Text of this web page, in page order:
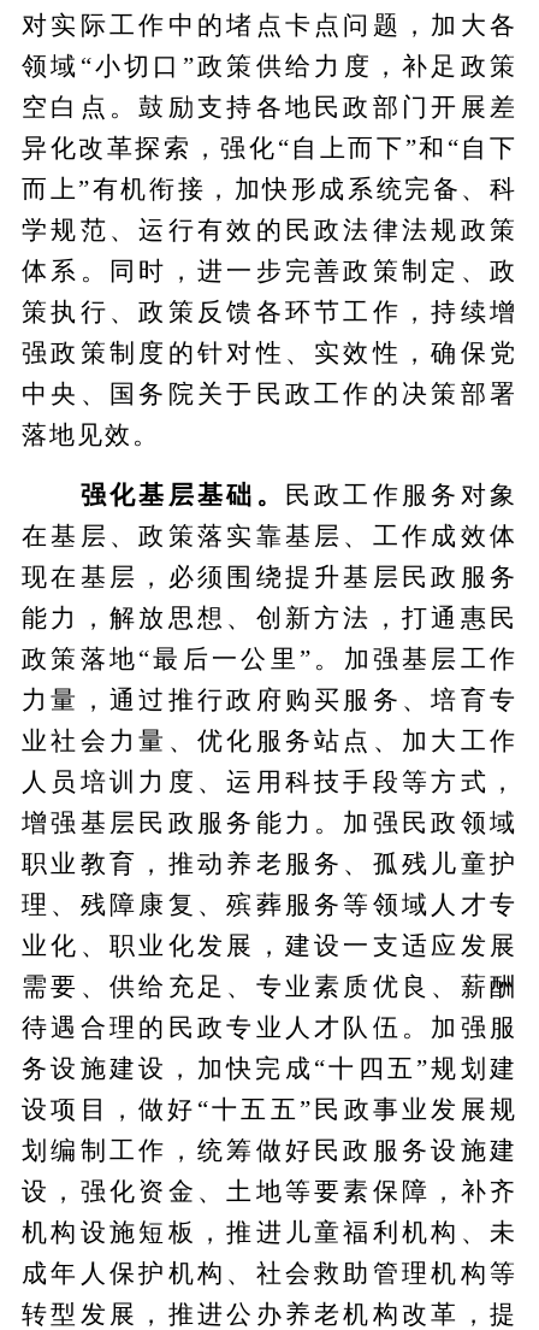
对实际工作中的堵点卡点问题，加大各
领域“小切口”政策供给力度，补足政策
空白点。鼓励支持各地民政部门开展差
异化改革探索，强化“自上而下”和“自下
而上”有机衔接，加快形成系统完备、科
学规范、运行有效的民政法律法规政策
体系。同时，进一步完善政策制定、政
策执行、政策反馈各环节工作，持续增
强政策制度的针对性、实效性，确保党
中央、国务院关于民政工作的决策部署
落地见效。
强化基层基础。 民政工作服务对象
在基层、政策落实靠基层、工作成效体
现在基层，必须围绕提升基层民政服务
能力，解放思想、创新方法，打通惠民
政策落地“最后一公里”。加强基层工作
力量，通过推行政府购买服务、培育专
业社会力量、优化服务站点、加大工作
人员培训力度、运用科技手段等方式，
增强基层民政服务能力。加强民政领域
职业教育，推动养老服务、孤残儿童护
理、残障康复、殡葬服务等领域人才专
业化、职业化发展，建设一支适应发展
需要、供给充足、专业素质优良、薪酬
待遇合理的民政专业人才队伍。加强服
务设施建设，加快完成“十四五”规划建
设项目，做好“十五五”民政事业发展规
划编制工作，统筹做好民政服务设施建
设，强化资金、土地等要素保障，补齐
机构设施短板，推进儿童福利机构、未
成年人保护机构、社会救助管理机构等
转型发展，推进公办养老机构改革，提